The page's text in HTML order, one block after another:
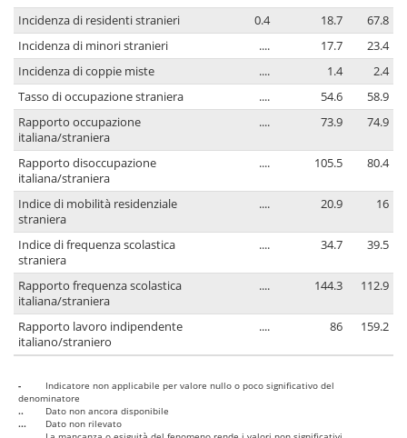
Incidenza di residenti stranieri 0.4 18.7
67.8
Incidenza di minori stranieri
.... 17.7
23.4
Incidenza di coppie miste
.... 1.4
2.4
Tasso di occupazione straniera
.... 54.6
58.9
Rapporto occupazione
italiana/straniera
.... 73.9 74.9
Rapporto disoccupazione
italiana/straniera
.... 105.5 80.4
Indice di mobilità residenziale
straniera
.... 20.9 16
Indice di frequenza scolastica
straniera
.... 34.7 39.5
Rapporto frequenza scolastica
italiana/straniera
.... 144.3 112.9
Rapporto lavoro indipendente
italiano/straniero
.... 86 159.2
-
Indicatore non applicabile per valore nullo o poco significativo del
denominatore
..
Dato non ancora disponibile
...
Dato non rilevato